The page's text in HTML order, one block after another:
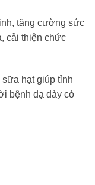
tăng cường sức
cải thiện chức
hạt giúp tỉnh
bệnh dạ dày có